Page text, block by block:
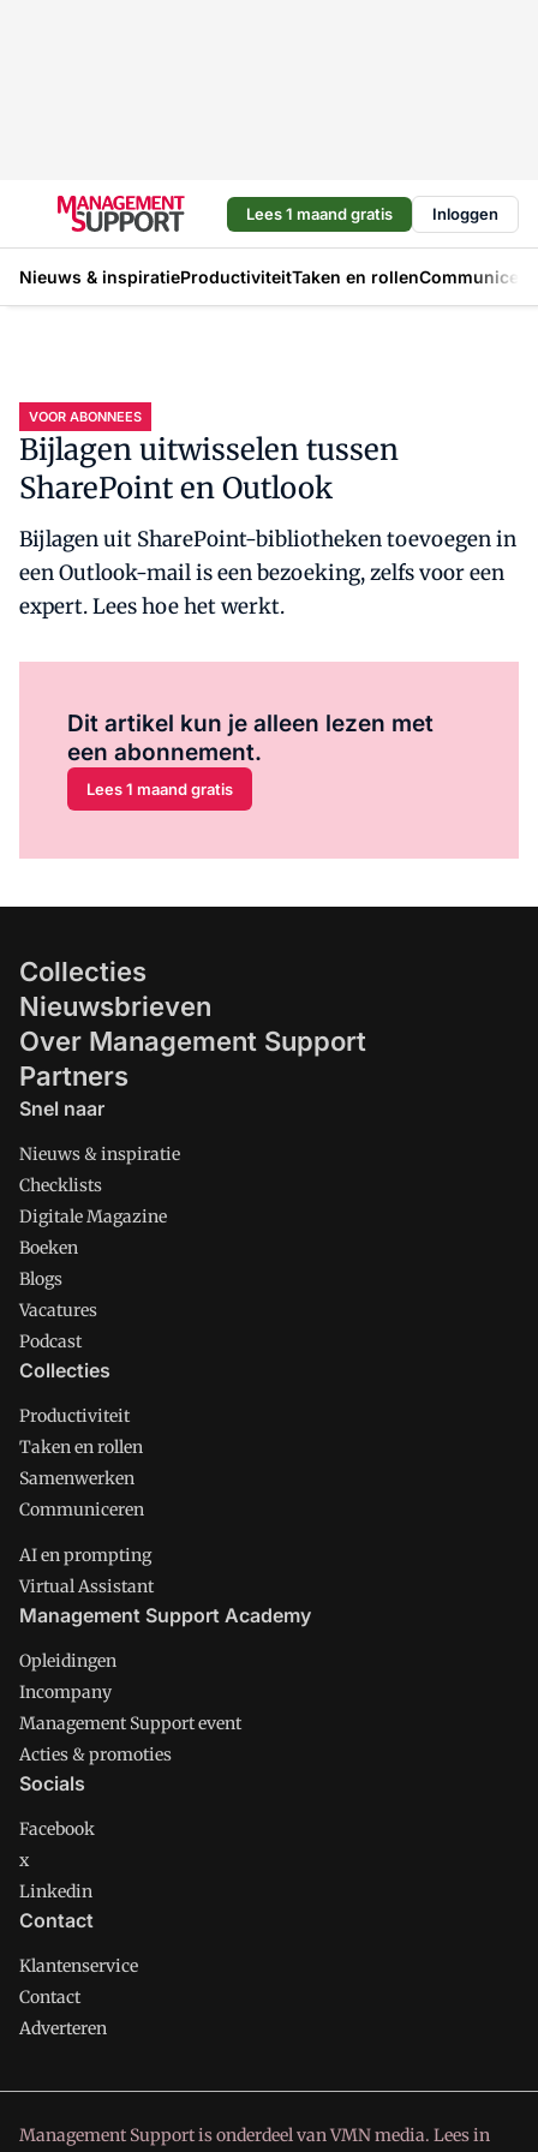
Lees 1 maand gratis Inloggen
Nieuws & inspiratieProductiviteitTaken en rollen
VOOR ABONNEES
Bijlagen uitwisselen tussen
SharePoint en Outlook
Bijlagen uit SharePoint-bibliotheken toevoegen in
een Outlook-mail is een bezoeking, zelfs voor een
expert. Lees hoe het werkt.
Dit artikel kun je alleen lezen met
een abonnement.
Lees 1 maand gratis
Collecties
Nieuwsbrieven
Over Management Support
Partners
Snel naar
Nieuws & inspiratie
Checklists
Digitale Magazine
Boeken
Blogs
Vacatures
Podcast
Collecties
Productiviteit
Taken en rollen
Samenwerken
Communiceren
AI en prompting
Virtual Assistant
Management Support Academy
Opleidingen
Incompany
Management Support event
Acties & promoties
Socials
Facebook
x
Linkedin
Contact
Klantenservice
Contact
Adverteren
Management Support is onderdeel van VMN media. Lees in